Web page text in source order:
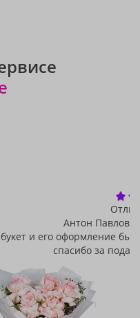
Антон
букет и его оформление
спасибо за